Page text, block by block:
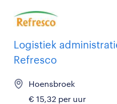
Logistiek
Refresco
Hoensbroek
€ 15,32 per uur